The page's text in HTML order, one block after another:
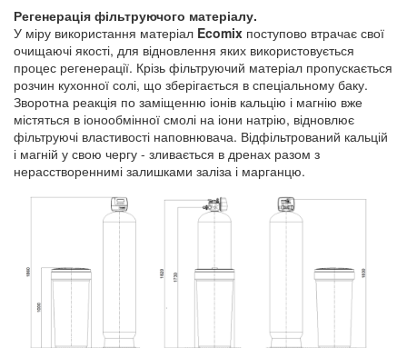
Регенерація фільтруючого матеріалу.
У міру використання матеріал Ecomix поступово втрачає свої
очищаючі якості, для відновлення яких використовується
процес регенерації. Крізь фільтруючий матеріал пропускається
розчин кухонної солі, що зберігається в спеціальному баку.
Зворотна реакція по заміщенню іонів кальцію і магнію вже
містяться в іонообмінної смолі на іони натрію, відновлює
фільтруючі властивості наповнювача. Відфільтрований кальцій
і магній у свою чергу - зливається в дренах разом з
нерасствореннимі залишками заліза і марганцю.